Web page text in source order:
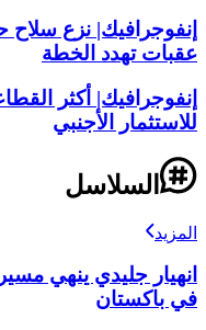
إنفوجرافيك| نزع
عقبات تهدد الخطة
إنفوجرافيك| أكثر
للاستثمار الأجنبي
السلاسل
المزيد
انهيار جليدي ينهي
في باكستان